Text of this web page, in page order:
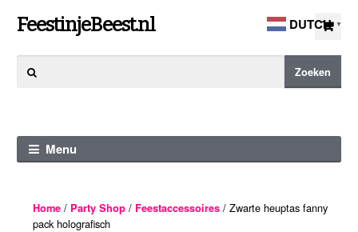
Ga
naar
navigatie
Ga
naar
de
FeestinjeBeest.nl
naar:
Zoeken
Menu
Home/ Party Shop/ Feestaccessoires/ Zwarte heuptas fanny
pack holografisch
DUTCH ▼